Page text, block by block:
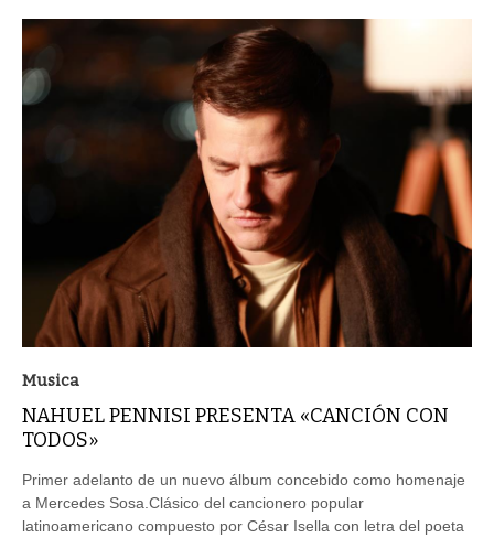
Musica
NAHUEL PENNISI PRESENTA «CANCIÓN CON
TODOS»
Primer adelanto de un nuevo álbum concebido como homenaje
a Mercedes Sosa.Clásico del cancionero popular
latinoamericano compuesto por César Isella con letra del poeta